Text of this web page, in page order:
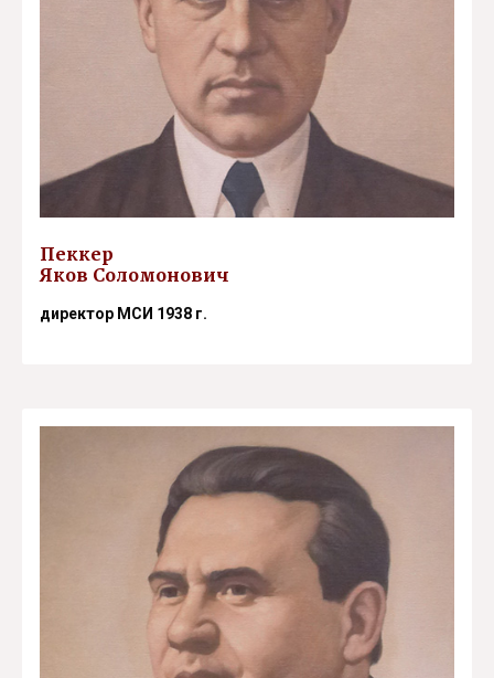
Пеккер
Яков Соломонович
директор МСИ 1938 г.